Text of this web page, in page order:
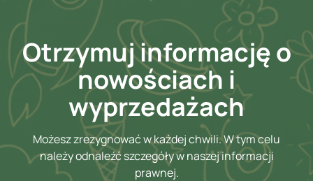
Otrzymuj informację o
nowościach i
wyprzedażach
Możesz zrezygnować w każdej chwili. W tym celu
należy odnaleźć szczegóły w naszej informacji
prawnej.